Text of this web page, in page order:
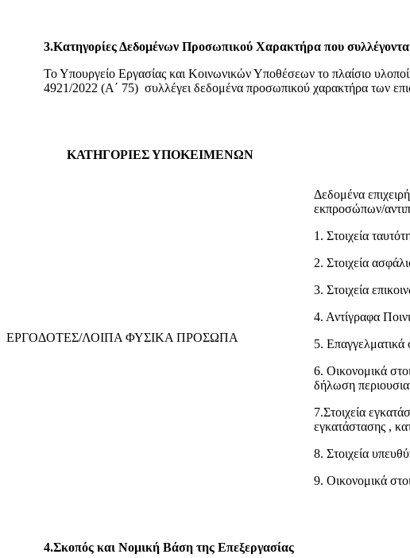
3.Κατηγορίες Δεδομένων Προσωπικού Χαρακτήρα που
Το Υπουργείο Εργασίας και Κοινωνικών Υποθέσεων το πλαίσιο
4921/2022 (Α΄ 75) συλλέγει δεδομένα προσωπικού χαρακτήρα των
ΚΑΤΗΓΟΡΙΕΣ ΥΠΟΚΕΙΜΕΝΩΝ
ΕΡΓΟΔΟΤΕΣ/ΛΟΙΠΑ ΦΥΣΙΚΑ ΠΡΟΣΩΠΑ
Δεδομένα
εκπροσώπων/
1. Στοιχεία
2. Στοιχεία
3. Στοιχεία
4. Αντίγραφα
5. Επαγγελματικά
6. Οικονομικά
δήλωση
7.Στοιχεία
εγκατάστασης ,
8. Στοιχεία
9. Οικονομικά
4.Σκοπός και Νομική Βάση της Επεξεργασίας